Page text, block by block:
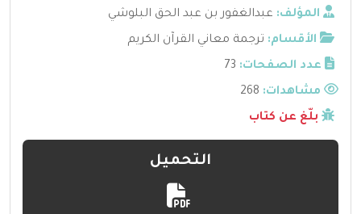
المؤلف: عبدالغفور بن عبد الحق البلوشي
الأقسام: ترجمة معاني القرآن الكريم
عدد الصفحات: 73
مشاهدات:
بلّغ عن كتاب
التحميل